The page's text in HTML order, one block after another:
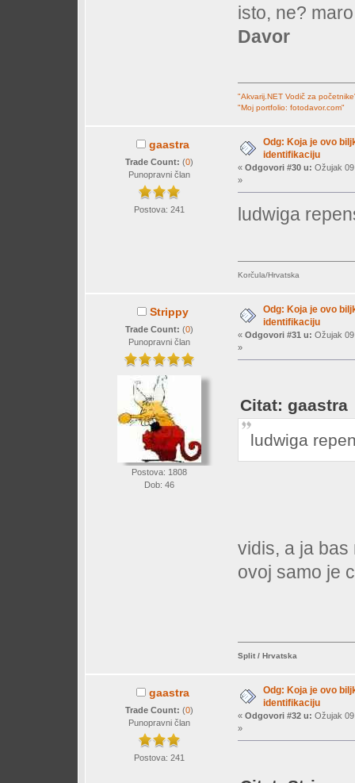
isto, ne?
Davor
"Akvarij.NET Vodič za
"Moj portfolio: fotodavor.com"
gaastra
Trade Count: (0)
Punopravni član
Postova: 241
Odg: Koja je ovo
identifikaciju
« Odgovori #30 u: Ožujak
»
ludwiga
Korčula/Hrvatska
Strippy
Trade Count: (0)
Punopravni član
Postova: 1808
Dob: 46
Odg: Koja je ovo
identifikaciju
« Odgovori #31 u: Ožujak
»
Citat: gaastra
ludwiga
vidis, a ja bas
ovoj samo je
Split / Hrvatska
gaastra
Trade Count: (0)
Punopravni član
Postova: 241
Odg: Koja je ovo
identifikaciju
« Odgovori #32 u: Ožujak
»